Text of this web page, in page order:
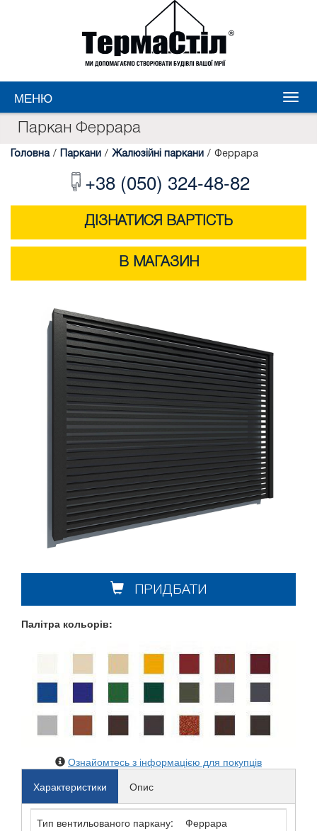
МЕНЮ
Паркан Феррара
Головна / Паркани / Жалюзійні паркани / Феррара
+38 (050) 324-48-82
ДІЗНАТИСЯ ВАРТІСТЬ
В МАГАЗИН
ПРИДБАТИ
Палітра кольорів:
Ознайомтесь з інформацією для покупців
Характеристики
Опис
Тип вентильованого паркану:
Феррара